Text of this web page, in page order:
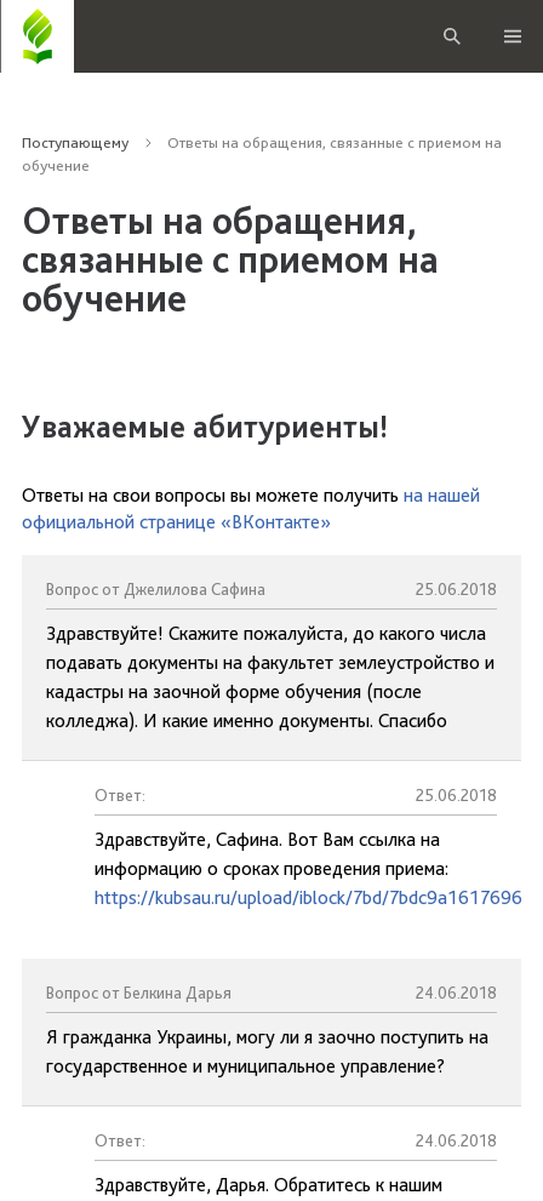
Поступающему
Ответы на обращения, связанные с приемом на
обучение
Ответы на обращения,
связанные с приемом на
обучение
Уважаемые абитуриенты!
Ответы на свои вопросы вы можете получить на нашей
официальной странице «ВКонтакте»
Вопрос от Джелилова Сафина 25.06.2018
Здравствуйте! Скажите пожалуйста, до какого числа
подавать документы на факультет землеустройство и
кадастры на заочной форме обучения (после
колледжа). И какие именно документы. Спасибо
Ответ: 25.06.2018
Здравствуйте, Сафина. Вот Вам ссылка на
информацию о сроках проведения приема:
https://kubsau.ru/upload/iblock/7bd/
Вопрос от Белкина Дарья 24.06.2018
Я гражданка Украины, могу ли я заочно поступить на
государственное и муниципальное управление?
Ответ: 24.06.2018
Здравствуйте, Дарья. Обратитесь к нашим